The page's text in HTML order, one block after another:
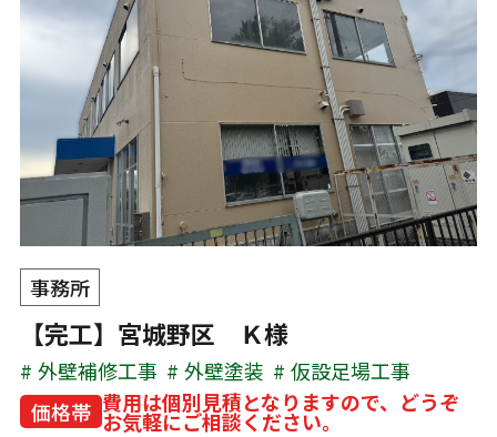
事務所
【完工】宮城野区 Ｋ様
外壁補修工事 外壁塗装
仮設足場工事
価格帯 費用は個別見積となりますので、どうぞ
お気軽にご相談ください。